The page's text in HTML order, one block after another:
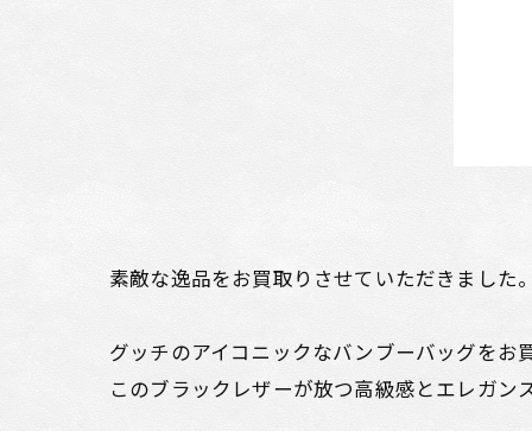
素敵な逸品をお買取りさせていただきました
グッチのアイコニックなバンブーバッグをお
このブラックレザーが放つ高級感とエレガ